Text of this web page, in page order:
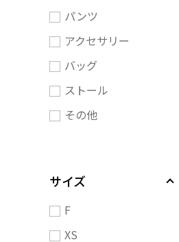
パンツ
アクセサリー
バッグ
ストール
その他
サイズ
F
XS